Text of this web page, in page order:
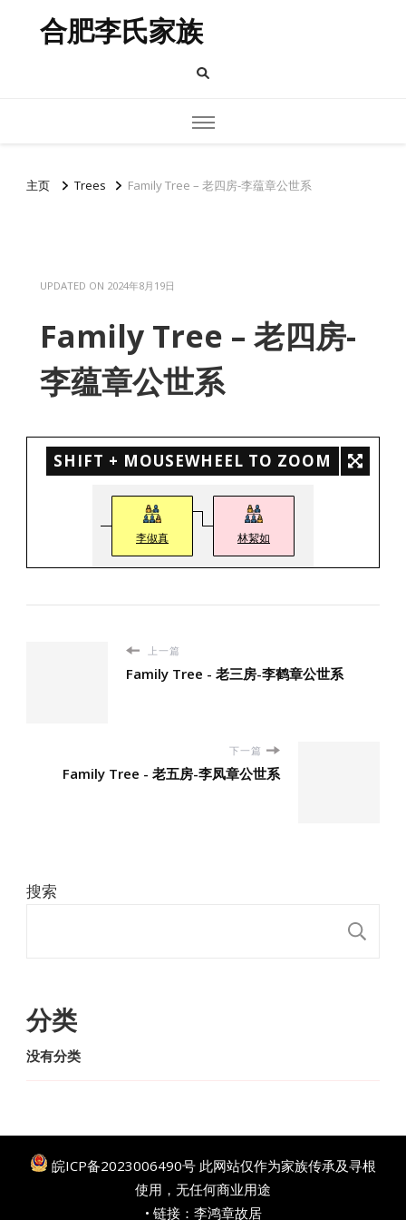
合肥李氏家族
主页 Trees Family Tree – 老四房-李蕴章公世系
UPDATED ON 2024年8月19日
Family Tree – 老四房-
李蕴章公世系
SHIFT + MOUSEWHEEL TO ZOOM
李俶真 林絜如
上一篇
Family Tree - 老三房-李鹤章公世系
下一篇
Family Tree - 老五房-李凤章公世系
搜索
分类
没有分类
皖ICP备2023006490号 此网站仅作为家族传承及寻根
使用，无任何商业用途
• 链接： 李鸿章故居